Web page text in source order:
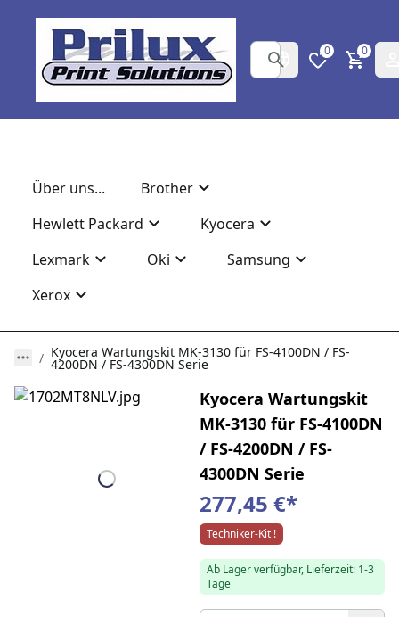
0 0
Über uns...
Brother
Hewlett Packard
Kyocera
Lexmark
Oki
Samsung
Xerox
Kyocera Wartungskit MK-3130 für FS-4100DN / FS-
4200DN / FS-4300DN Serie
Kyocera Wartungskit
MK-3130 für FS-4100DN
/ FS-4200DN / FS-
4300DN Serie
277,45 €*
Techniker-Kit !
Ab Lager verfügbar, Lieferzeit: 1-3
Tage